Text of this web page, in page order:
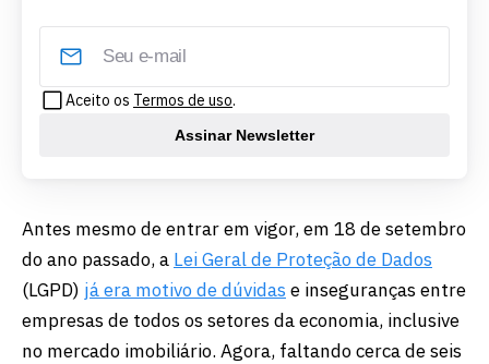
Aceito os Termos de uso.
Assinar Newsletter
Antes mesmo de entrar em vigor, em 18 de setembro
do ano passado, a Lei Geral de Proteção de Dados
(LGPD) já era motivo de dúvidas e inseguranças entre
empresas de todos os setores da economia, inclusive
no mercado imobiliário. Agora, faltando cerca de seis